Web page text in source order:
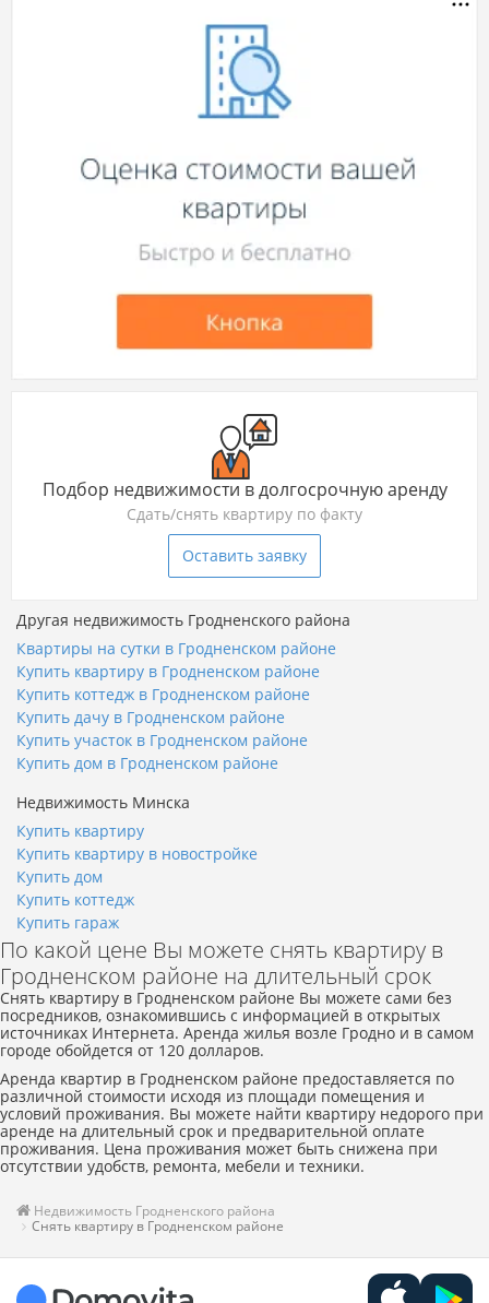
Подбор недвижимости в долгосрочную аренду
Сдать/снять квартиру по факту
Оставить заявку
Другая недвижимость Гродненского района
Квартиры на сутки в Гродненском районе
Купить квартиру в Гродненском районе
Купить коттедж в Гродненском районе
Купить дачу в Гродненском районе
Купить участок в Гродненском районе
Купить дом в Гродненском районе
Недвижимость Минска
Купить квартиру
Купить квартиру в новостройке
Купить дом
Купить коттедж
Купить гараж
По какой цене Вы можете снять квартиру в
Гродненском районе на длительный срок
Снять квартиру в Гродненском районе Вы можете сами без
посредников, ознакомившись с информацией в открытых
источниках Интернета. Аренда жилья возле Гродно и в самом
городе обойдется от 120 долларов.
Аренда квартир в Гродненском районе предоставляется по
различной стоимости исходя из площади помещения и
условий проживания. Вы можете найти квартиру недорого при
аренде на длительный срок и предварительной оплате
проживания. Цена проживания может быть снижена при
отсутствии удобств, ремонта, мебели и техники.
Недвижимость Гродненского района
Снять квартиру в Гродненском районе